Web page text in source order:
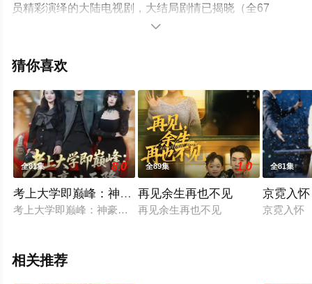
员精彩演绎的大陆电视剧，大结局剧情已揭晓（全67
集），手机免费观看高清未删减完整版电视剧全集就上策
剧情网等平台了解。

猜你喜欢
全81集 8.0
考上大学即巅峰：神豪从天降
考上大学即巅峰：神豪从天降
全89集 1.0
再见余生再也不见
再见余生再也不见
全81集
京霓入怀
京霓入怀
相关推荐